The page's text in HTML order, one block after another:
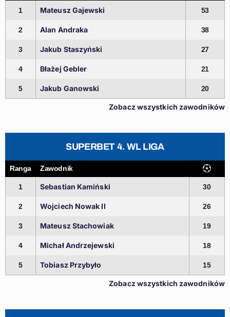
1 Mateusz Gajewski 53
2 Alan Andraka 38
3 Jakub Staszyński 27
4 Błażej Gebler 21
5 Jakub Ganowski 20
Zobacz wszystkich zawodników
SUPERBET 4. WL LIGA
Ranga Zawodnik
1 Sebastian Kamiński 30
2 Wojciech Nowak II 26
3 Mateusz Stachowiak 19
4 Michał Andrzejewski 18
5 Tobiasz Przybyło 15
Zobacz wszystkich zawodników